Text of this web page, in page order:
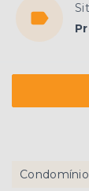
Condomínio